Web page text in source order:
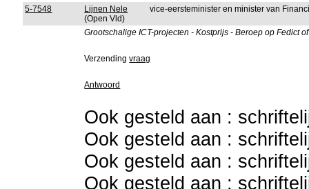
5-7548
Lijnen Nele
(Open Vld)
vice-eersteminister en minister van
Grootschalige ICT-projecten - Kostprijs - Beroep op Fedict
Verzendingvraag
Antwoord
Ook gesteld aan :
Ook gesteld aan :
Ook gesteld aan :
Ook gesteld aan :